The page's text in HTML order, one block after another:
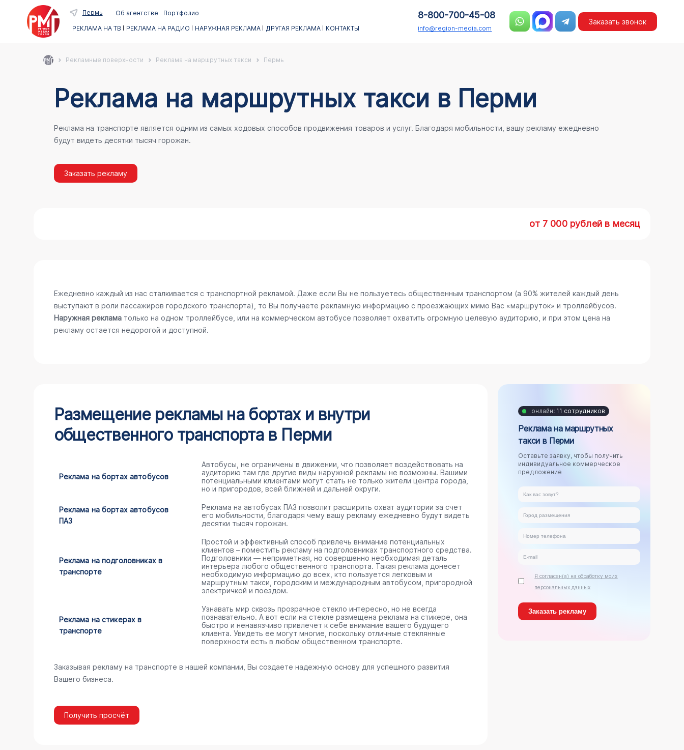
Пермь Об агентстве
Портфолио
РЕКЛАМА НА ТВ
РЕКЛАМА НА РАДИО НАРУЖНАЯ РЕКЛАМА ДРУГАЯ РЕКЛАМА КОНТАКТЫ
8-800-700-45-08
info@region-media.com
Заказать звонок
Рекламные поверхности Реклама на маршрутных такси Пермь
Реклама на маршрутных такси в Перми
Реклама на транспорте является одним из самых ходовых способов продвижения товаров и услуг. Благодаря мобильности, вашу рекламу ежедневно
будут видеть десятки тысяч горожан.
Заказать рекламу
от 7 000 рублей в месяц
Ежедневно каждый из нас сталкивается с транспортной рекламой. Даже если Вы не пользуетесь общественным транспортом (а 90% жителей каждый день
выступают в роли пассажиров городского транспорта), то Вы получаете рекламную информацию с проезжающих мимо Вас «маршруток» и троллейбусов.
Наружная реклама только на одном троллейбусе, или на коммерческом автобусе позволяет охватить огромную целевую аудиторию, и при этом цена на
рекламу остается недорогой и доступной.
Размещение рекламы на бортах и внутри
общественного транспорта в Перми
Реклама на бортах автобусов
Автобусы, не ограничены в движении, что позволяет воздействовать на
аудиторию там где другие виды наружной рекламы не возможны. Вашими
потенциальными клиентами могут стать не только жители центра города,
но и пригородов, всей ближней и дальней округи.
Реклама на бортах автобусов
ПАЗ
Реклама на автобусах ПАЗ позволит расширить охват аудитории за счет
его мобильности, благодаря чему вашу рекламу ежедневно будут видеть
десятки тысяч горожан.
Реклама на подголовниках в
транспорте
Простой и эффективный способ привлечь внимание потенциальных
клиентов – поместить рекламу на подголовниках транспортного средства.
Подголовники — неприметная, но совершенно необходимая деталь
интерьера любого общественного транспорта. Такая реклама донесет
необходимую информацию до всех, кто пользуется легковым и
маршрутным такси, городским и международным автобусом, пригородной
электричкой и поездом.
Реклама на стикерах в
транспорте
Узнавать мир сквозь прозрачное стекло интересно, но не всегда
познавательно. А вот если на стекле размещена реклама на стикере, она
быстро и ненавязчиво привлечет к себе внимание вашего будущего
клиента. Увидеть ее могут многие, поскольку отличные стеклянные
поверхности есть в любом общественном транспорте.
Заказывая рекламу на транспорте в нашей компании, Вы создаете надежную основу для успешного развития
Вашего бизнеса.
Получить просчёт
онлайн: 11 сотрудников
Реклама на маршрутных
такси в Перми
Оставьте заявку, чтобы получить
индивидуальное коммерческое
предложение
Я согласен(а) на обработку моих
персональных данных